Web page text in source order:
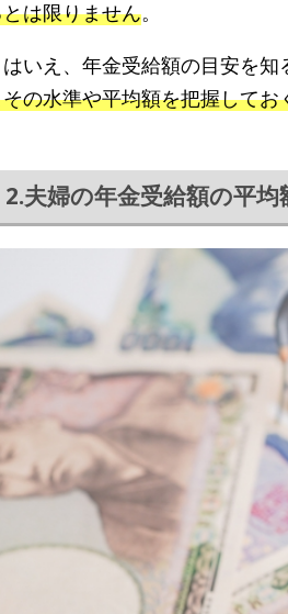
は限りません。
はいえ、年金受給額の目安を
の水準や平均額を把握して
2.夫婦の年金受給額の平